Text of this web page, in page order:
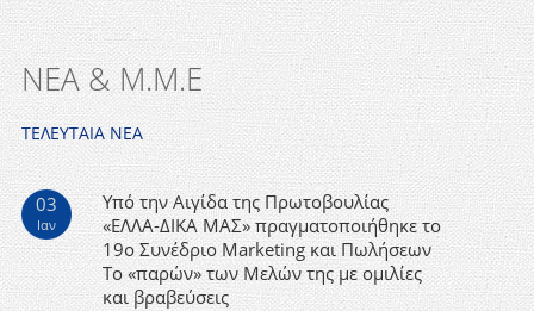
ΝΕΑ & Μ.Μ.Ε
ΤΕΛΕΥΤΑΙΑ ΝΕΑ
03
Ιαν
Υπό την Αιγίδα της Πρωτοβουλίας
«ΕΛΛΑ-ΔΙΚΑ ΜΑΣ» πραγματοποιήθηκε το
19ο Συνέδριο Marketing και Πωλήσεων
Το «παρών» των Μελών της με ομιλίες
και βραβεύσεις